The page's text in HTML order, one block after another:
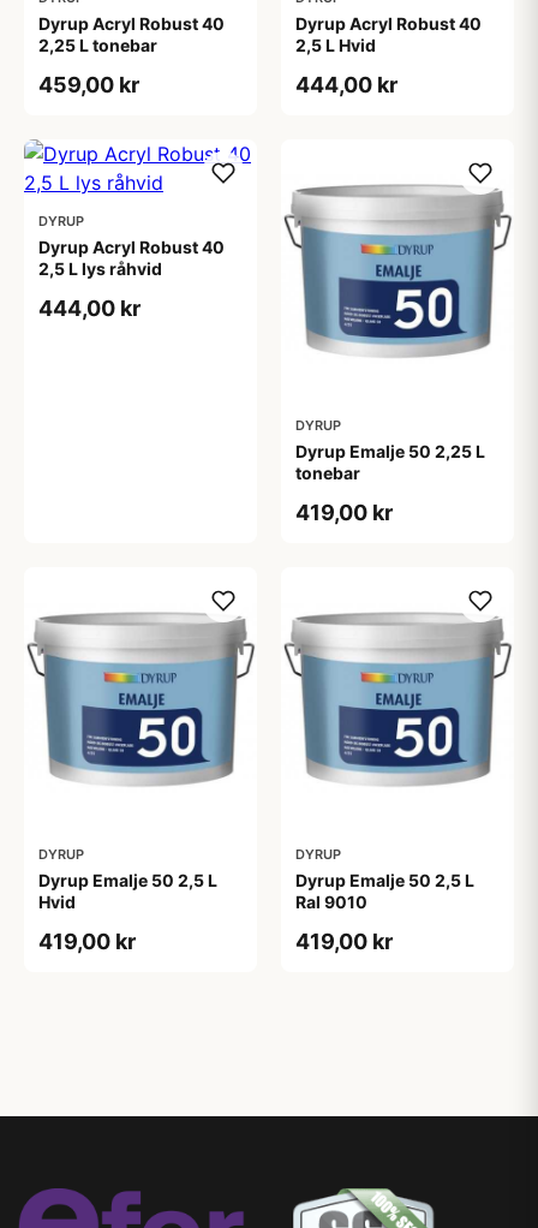
Dyrup Acryl Robust 40
2,25 L tonebar
459,00 kr
Dyrup Acryl Robust 40
2,5 L Hvid
444,00 kr
DYRUP
Dyrup Acryl Robust 40
2,5 L lys råhvid
444,00 kr
DYRUP
Dyrup Emalje 50 2,25 L
tonebar
419,00 kr
DYRUP
Dyrup Emalje 50 2,5 L
Hvid
419,00 kr
DYRUP
Dyrup Emalje 50 2,5 L
Ral 9010
419,00 kr